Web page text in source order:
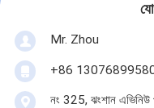
Mr. Zhou
+86
নং 325, ঝংশান এভিনিউ